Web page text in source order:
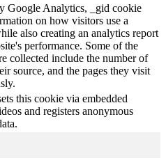
Google Analytics, _gid cookie
on how visitors use a
also creating an analytics report
performance. Some of the
collected include the number of
source, and the pages they visit
this cookie via embedded
and registers anonymous